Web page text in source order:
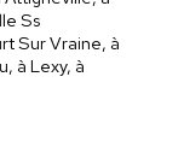
Ss
Sur Vraine, à
à Lexy, à